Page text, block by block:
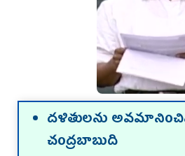
దళితులను
చంద్రబాబుది